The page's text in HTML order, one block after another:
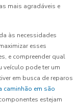
mais agradáveis e
às necessidades
esses
e compreender qual
veículo pode ter um
em busca de reparos
caminhão em são
estejam